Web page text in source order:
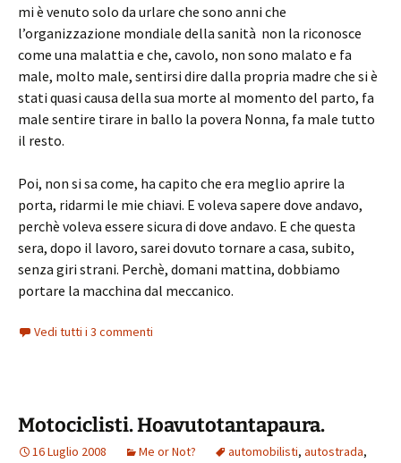
mi è venuto solo da urlare che sono anni che
l’organizzazione mondiale della sanità non la riconosce
come una malattia e che, cavolo, non sono malato e fa
male, molto male, sentirsi dire dalla propria madre che si è
stati quasi causa della sua morte al momento del parto, fa
male sentire tirare in ballo la povera Nonna, fa male tutto
il resto.
Poi, non si sa come, ha capito che era meglio aprire la
porta, ridarmi le mie chiavi. E voleva sapere dove andavo,
perchè voleva essere sicura di dove andavo. E che questa
sera, dopo il lavoro, sarei dovuto tornare a casa, subito,
senza giri strani. Perchè, domani mattina, dobbiamo
portare la macchina dal meccanico.
Vedi tutti i 3 commenti
Motociclisti. Hoavutotantapaura.
16 Luglio 2008 Me or Not? automobilisti, autostrada,